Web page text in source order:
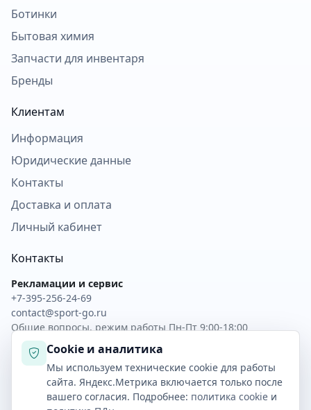
Ботинки
Бытовая химия
Запчасти для инвентаря
Бренды
Клиентам
Информация
Юридические данные
Контакты
Доставка и оплата
Личный кабинет
Контакты
Рекламации и сервис
+7-395-256-24-69
contact@sport-go.ru
Общие вопросы, режим работы Пн-Пт 9:00-18:00
Обратная связь
Скачать прайс XLSX
Скачать прайс CSV
Личный кабинет
Cookie и аналитика
Мы используем технические cookie для работы
сайта. Яндекс.Метрика включается только после
вашего согласия. Подробнее: политика cookie и